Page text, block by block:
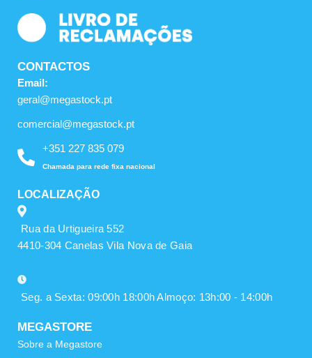
CONTACTOS
Email:
geral@megastock.pt
comercial@megastock.pt
+351 227 835 079
Chamada para rede fixa nacional
LOCALIZAÇÃO
Rua da Urtigueira 552
4410-304 Canelas Vila Nova de Gaia
Seg. a Sexta: 09:00h 18:00h Almoço: 13h:00 - 14:00h
MEGASTORE
Sobre a Megastore